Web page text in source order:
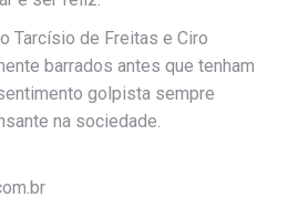
Tarcísio de Freitas e Ciro
barrados antes que tenham
golpista sempre
na sociedade.